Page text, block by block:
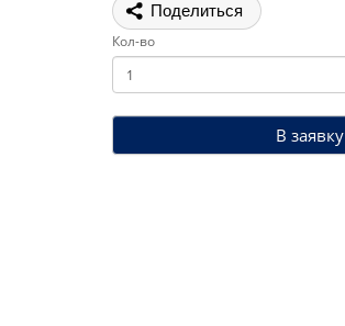
Поделиться
Кол-во
В заявку